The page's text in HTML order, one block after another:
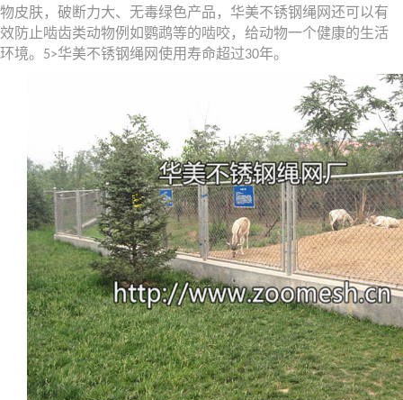
物皮肤，破断力大、无毒绿色产品，华美不锈钢绳网还可以有
效防止啮齿类动物例如鹦鹉等的啮咬，给动物一个健康的生活
环境。 5>华美不锈钢绳网使用寿命超过30年。